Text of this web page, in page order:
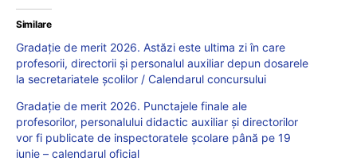
Similare
Gradație de merit 2026. Astăzi este ultima zi în care
profesorii, directorii și personalul auxiliar depun dosarele
la secretariatele școlilor / Calendarul concursului
Gradație de merit 2026. Punctajele finale ale
profesorilor, personalului didactic auxiliar și directorilor
vor fi publicate de inspectoratele școlare până pe 19
iunie – calendarul oficial